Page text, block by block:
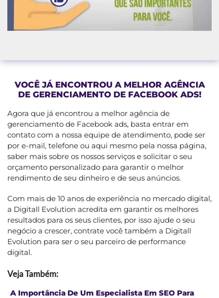
VOCÊ JÁ ENCONTROU A MELHOR AGÊNCIA
DE GERENCIAMENTO DE FACEBOOK ADS!
Agora que já encontrou a melhor agência de
gerenciamento de Facebook ads, basta entrar em
contato com a nossa equipe de atendimento, pode ser
por e-mail, telefone ou aqui mesmo pela nossa página,
saber mais sobre os nossos serviços e solicitar o seu
orçamento personalizado para garantir o melhor
rendimento de seu dinheiro e de seus anúncios.
Com mais de 10 anos de experiência no mercado digital,
a Digitall Evolution acredita em garantir os melhores
resultados para os seus clientes, por isso ajude o seu
negócio a crescer, contrate você também a Digitall
Evolution para ser o seu parceiro de performance
digital.
Veja Também:
A Importância De Um Especialista Em SEO Para